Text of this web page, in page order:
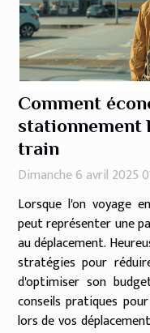
Comment
stationnement
train
Dimanche 6 avril 2025
Lorsque l'on voyage
peut représenter une
au déplacement.
stratégies pour
d'optimiser son
conseils pratiques
lors de vos